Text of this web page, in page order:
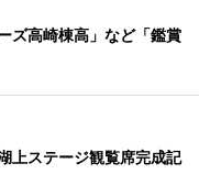
ズ高崎棟高」など「鑑賞
上ステージ観覧席完成記